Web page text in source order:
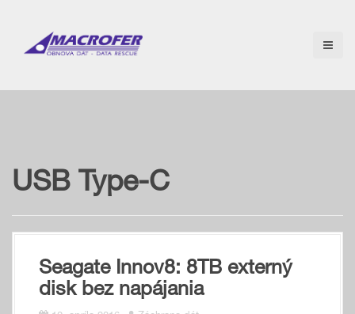
o
USB Type-C
Seagate Innov8: 8TB externý
disk bez napájania